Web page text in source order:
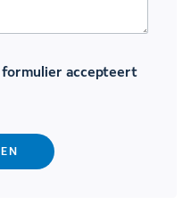
formulier accepteert